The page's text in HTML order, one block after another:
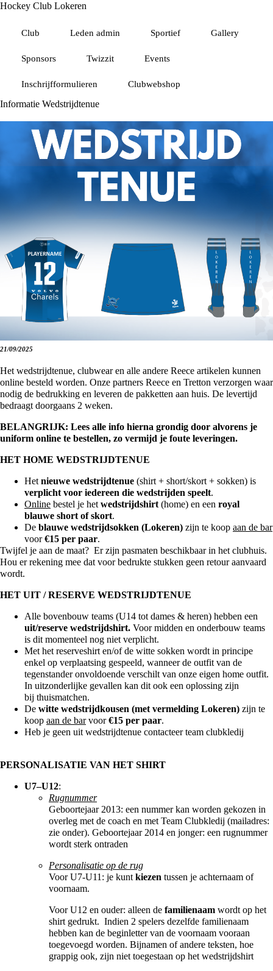
Hockey Club Lokeren
Club Leden admin Sportief Gallery
Sponsors Twizzit Events
Inschrijfformulieren Clubwebshop
Informatie Wedstrijdtenue
21/09/2025
Het wedstrijdtenue, clubwear en alle andere Reece artikelen kunnen
online besteld worden. Onze partners Reece en Tretton verzorgen waar
nodig de bedrukking en leveren de pakketten aan huis. De levertijd
bedraagt doorgaans 2 weken.
BELANGRIJK: Lees alle info hierna grondig door alvorens je
uniform online te bestellen, zo vermijd je foute leveringen.
HET HOME WEDSTRIJDTENUE
Het nieuwe wedstrijdtenue (shirt + short/skort + sokken) is
verplicht voor iedereen die wedstrijden speelt.
Online bestel je het wedstrijdshirt (home) en een royal
blauwe short of skort.
De blauwe wedstrijdsokken (Lokeren) zijn te koop aan de bar
voor€15 per paar.
Twijfel je aan de maat? Er zijn pasmaten beschikbaar in het clubhuis.
Hou er rekening mee dat voor bedrukte stukken geen retour aanvaard
wordt.
HET UIT / RESERVE WEDSTRIJDTENUE
Alle bovenbouw teams (U14 tot dames & heren) hebben een
uit/reserve wedstrijdshirt. Voor midden en onderbouw teams
is dit momenteel nog niet verplicht.
Met het reserveshirt en/of de witte sokken wordt in principe
enkel op verplaatsing gespeeld, wanneer de outfit van de
tegenstander onvoldoende verschilt van onze eigen home outfit.
In uitzonderlijke gevallen kan dit ook een oplossing zijn
bij thuismatchen.
De witte wedstrijdkousen (met vermelding Lokeren) zijn te
koop aan de barvoor€15 per paar.
Heb je geen uit wedstrijdtenue contacteer team clubkledij
PERSONALISATIE VAN HET SHIRT
U7–U12:
Rugnummer
Geboortejaar 2013: een nummer kan worden gekozen in
overleg met de coach en met Team Clubkledij (mailadres:
zie onder). Geboortejaar 2014 en jonger: een rugnummer
wordt sterk ontraden
Personalisatie op de rug
Voor U7-U11: je kunt kiezen tussen je achternaam of
voornaam.
Voor U12 en ouder: alleen de familienaam wordt op het
shirt gedrukt. Indien 2 spelers dezelfde familienaam
hebben kan de beginletter van de voornaam vooraan
toegevoegd worden. Bijnamen of andere teksten, hoe
grappig ook, zijn niet toegestaan op het wedstrijdshirt